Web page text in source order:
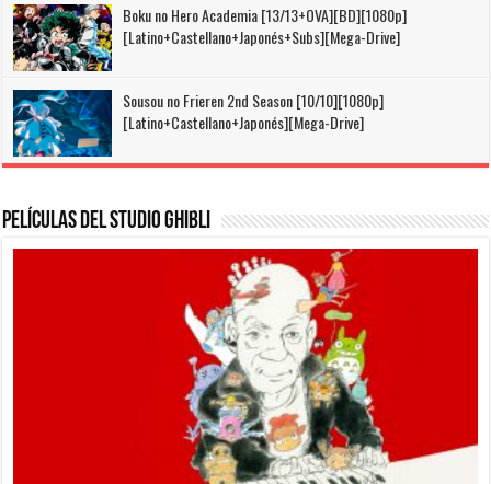
Boku no Hero Academia [13/13+OVA][BD][1080p]
[Latino+Castellano+Japonés+Subs][Mega-Drive]
Sousou no Frieren 2nd Season [10/10][1080p]
[Latino+Castellano+Japonés][Mega-Drive]
Películas del Studio Ghibli